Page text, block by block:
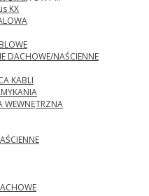
KX
DACHOWE/NAŚCIENNE
KABLI
WEWNĘTRZNA